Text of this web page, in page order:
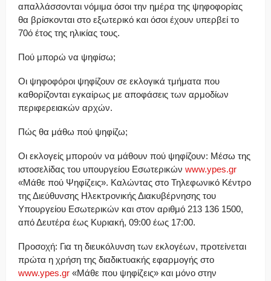
απαλλάσσονται νόμιμα όσοι την ημέρα της ψηφοφορίας
θα βρίσκονται στο εξωτερικό και όσοι έχουν υπερβεί το
70ό έτος της ηλικίας τους.
Πού μπορώ να ψηφίσω;
Οι ψηφοφόροι ψηφίζουν σε εκλογικά τμήματα που
καθορίζονται εγκαίρως με αποφάσεις των αρμοδίων
περιφερειακών αρχών.
Πώς θα μάθω πού ψηφίζω;
Οι εκλογείς μπορούν να μάθουν πού ψηφίζουν: Μέσω της
ιστοσελίδας του υπουργείου Εσωτερικών www.ypes.gr
«Μάθε πού Ψηφίζεις». Καλώντας στο Τηλεφωνικό Κέντρο
της Διεύθυνσης Ηλεκτρονικής Διακυβέρνησης του
Υπουργείου Εσωτερικών και στον αριθμό 213 136 1500,
από Δευτέρα έως Κυριακή, 09:00 έως 17:00.
Προσοχή: Για τη διευκόλυνση των εκλογέων, προτείνεται
πρώτα η χρήση της διαδικτυακής εφαρμογής στο
www.ypes.gr «Μάθε που ψηφίζεις» και μόνο στην